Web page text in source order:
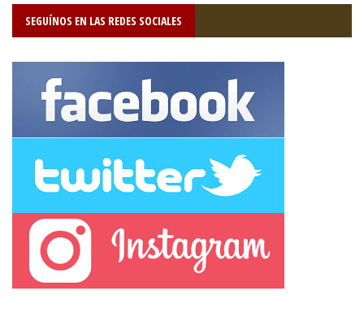
SEGUÍNOS EN LAS REDES SOCIALES